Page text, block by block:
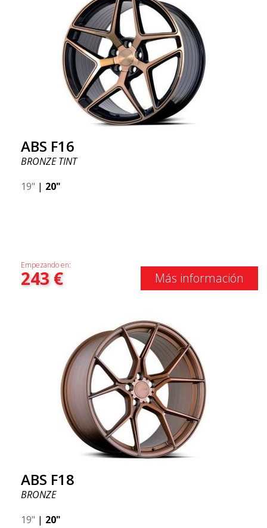
ABS F16
BRONZE TINT
19" | 20"
Empezando en:
243€ Más información
ABS F18
BRONZE
19" | 20"